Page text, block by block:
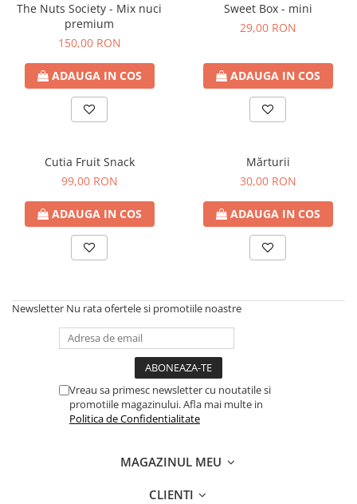
The Nuts Society - Mix nuci
premium
150,00 RON
ADAUGA IN COS
Sweet Box - mini
29,00 RON
ADAUGA IN COS
Cutia Fruit Snack
99,00 RON
ADAUGA IN COS
Mărturii
30,00 RON
ADAUGA IN COS
Newsletter Nu rata ofertele si promotiile noastre
Vreau sa primesc newsletter cu noutatile si
promotiile magazinului. Afla mai multe in
Politica de Confidentialitate
MAGAZINUL MEU
CLIENTI